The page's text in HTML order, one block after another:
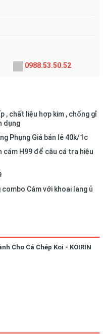
0988.53.50.52
, chất liệu hợp kim , chống gỉ
dụng
Phụng Giá bán lẻ 40k/1c
H99 để câu cá tra hiệu
Cám với khoai lang ủ
Cho Cá Chép Koi - KOIRIN